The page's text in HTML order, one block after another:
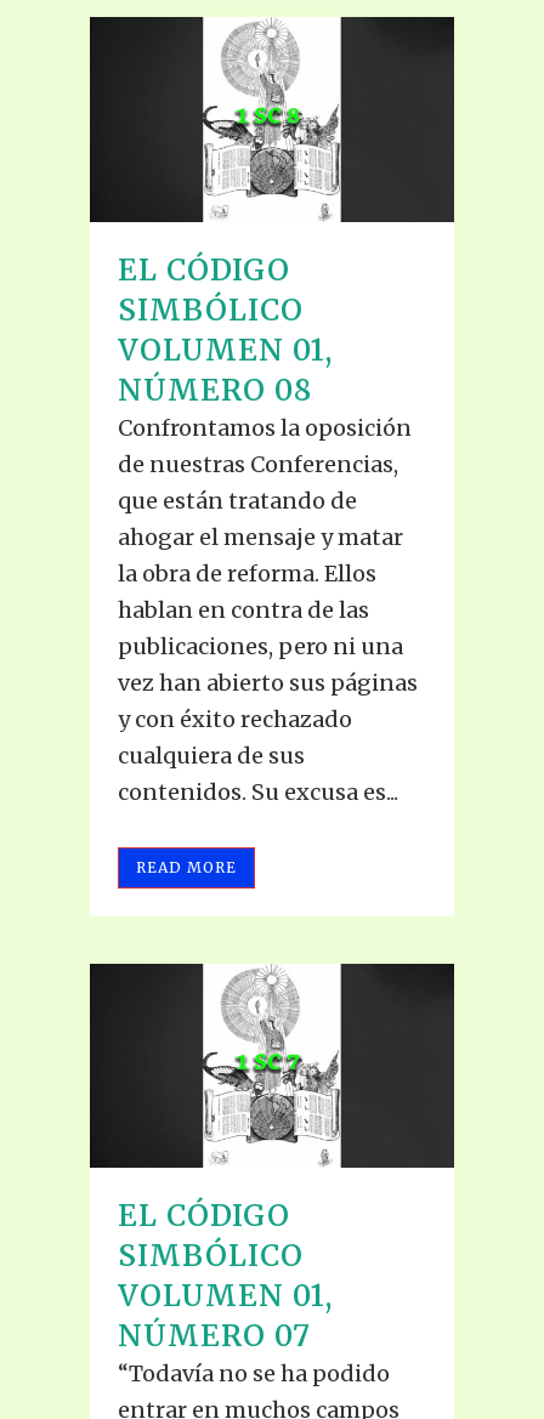
EL CÓDIGO
SIMBÓLICO
VOLUMEN 01,
NÚMERO 08
Confrontamos la oposición
de nuestras Conferencias,
que están tratando de
ahogar el mensaje y matar
la obra de reforma. Ellos
hablan en contra de las
publicaciones, pero ni una
vez han abierto sus páginas
y con éxito rechazado
cualquiera de sus
contenidos. Su excusa es...
READ MORE
EL CÓDIGO
SIMBÓLICO
VOLUMEN 01,
NÚMERO 07
“Todavía no se ha podido
entrar en muchos campos